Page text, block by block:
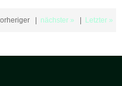
nächster » Letzter »